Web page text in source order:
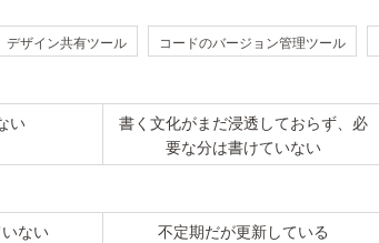
デザイン共有ツール コードのバージョン管理ツール
い
書く文化がまだ浸透しておらず、必
要な分は書けていない
ない 不定期だが更新している